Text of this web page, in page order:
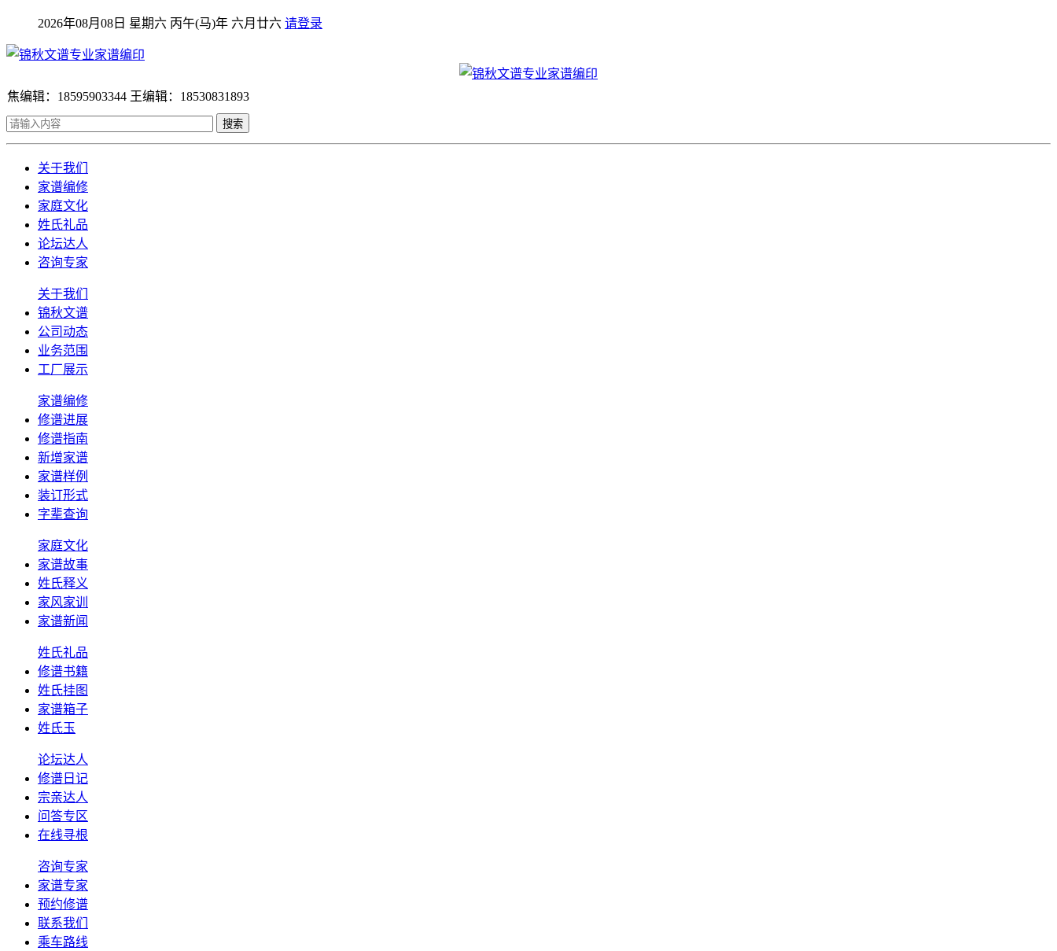
2026年08月08日 星期六 丙午(马)年 六月廿六 请登录
焦编辑：18595903344 王编辑：18530831893
搜索
关于我们
家谱编修
家庭文化
姓氏礼品
论坛达人
咨询专家
关于我们
锦秋文谱
公司动态
业务范围
工厂展示
家谱编修
修谱进展
修谱指南
新增家谱
家谱样例
装订形式
字辈查询
家庭文化
家谱故事
姓氏释义
家风家训
家谱新闻
姓氏礼品
修谱书籍
姓氏挂图
家谱箱子
姓氏玉
论坛达人
修谱日记
宗亲达人
问答专区
在线寻根
咨询专家
家谱专家
预约修谱
联系我们
乘车路线